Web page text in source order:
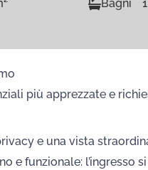
Bagni 1
più apprezzate e
e una vista
e funzionale: